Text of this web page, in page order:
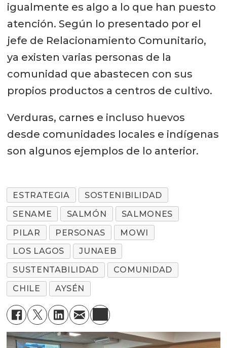
igualmente es algo a lo que han puesto
atención. Según lo presentado por el
jefe de Relacionamiento Comunitario,
ya existen varias personas de la
comunidad que abastecen con sus
propios productos a centros de cultivo.
Verduras, carnes e incluso huevos
desde comunidades locales e indígenas
son algunos ejemplos de lo anterior.
ESTRATEGIA
SOSTENIBILIDAD
SENAME
SALMÓN
SALMONES
PILAR
PERSONAS
MOWI
LOS LAGOS
JUNAEB
SUSTENTABILIDAD
COMUNIDAD
CHILE
AYSÉN